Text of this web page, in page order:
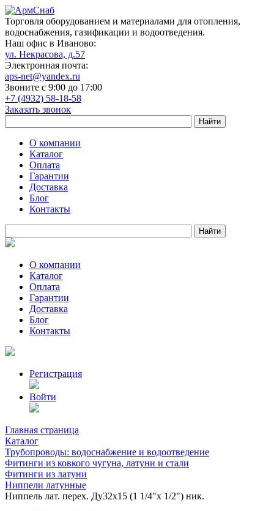
Торговля оборудованием и материалами для отопления,
водоснабжения, газификации и водоотведения.
Наш офис в Иваново:
ул. Некрасова, д.57
Электронная почта:
aps-net@yandex.ru
Звоните с 9:00 до 17:00
+7 (4932) 58-18-58
Заказать звонок
О компании
Каталог
Оплата
Гарантии
Доставка
Блог
Контакты
О компании
Каталог
Оплата
Гарантии
Доставка
Блог
Контакты
Регистрация
Войти
Главная страница
Каталог
Трубопроводы: водоснабжение и водоотведение
Фитинги из ковкого чугуна, латуни и стали
Фитинги из латуни
Ниппели латунные
Ниппель лат. перех. Ду32х15 (1 1/4"х 1/2") ник.